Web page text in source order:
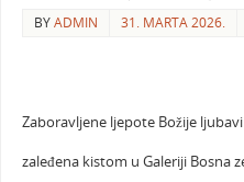
BYADMIN 31. MARTA 2026.
Zaboravljene ljepote Božije
zaleđena kistom u Galeriji Bosna